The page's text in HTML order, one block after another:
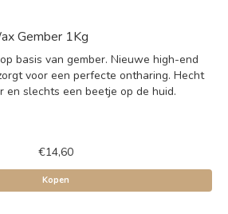
Gember 1Kg
basis van gember. Nieuwe high-end
voor een perfecte ontharing. Hecht
en slechts een beetje op de huid.
€14,60
Kopen